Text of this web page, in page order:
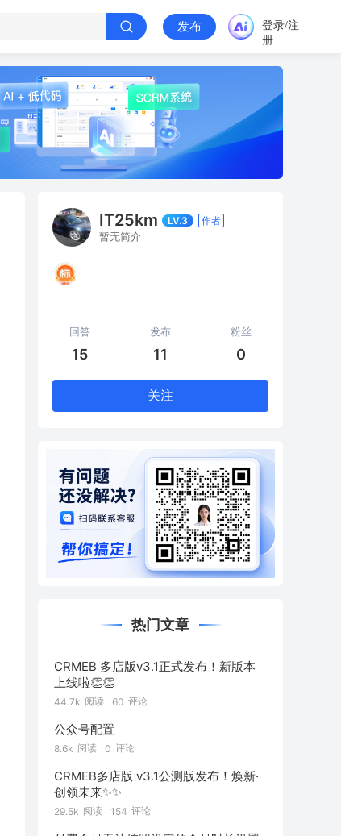
发布
登录/注
册
IT25km LV.3 作者
暂无简介
回答
15
发布
11
粉丝
0
关注
热门文章
CRMEB 多店版v3.1正式发布！新版本
上线啦👏👏
44.7k 阅读 60 评论
公众号配置
8.6k 阅读 0 评论
CRMEB多店版 v3.1公测版发布！焕新·
创领未来✨️✨️
29.5k 阅读 154 评论